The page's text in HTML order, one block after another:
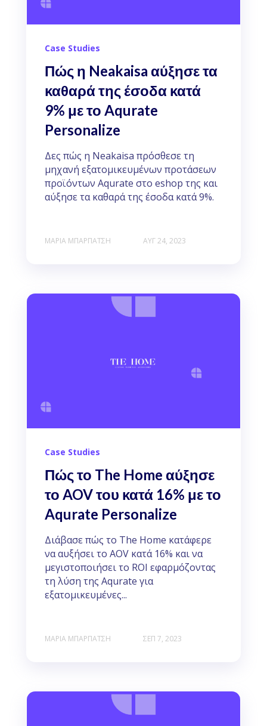
Case Studies
Πώς η Neakaisa αύξησε τα
καθαρά της έσοδα κατά
9% με το Aqurate
Personalize
Δες πώς η Neakaisa πρόσθεσε τη
μηχανή εξατομικευμένων προτάσεων
προϊόντων Aqurate στο eshop της και
αύξησε τα καθαρά της έσοδα κατά 9%.
ΜΑΡΊΑ ΜΠΑΡΠΆΤΣΗ ΑΥΓ 24, 2023
Case Studies
Πώς το The Home αύξησε
το AOV του κατά 16% με το
Aqurate Personalize
Διάβασε πώς το The Home κατάφερε
να αυξήσει το AOV κατά 16% και να
μεγιστοποιήσει το ROI εφαρμόζοντας
τη λύση της Aqurate για
εξατομικευμένες...
ΜΑΡΊΑ ΜΠΑΡΠΆΤΣΗ ΣΕΠ 7, 2023